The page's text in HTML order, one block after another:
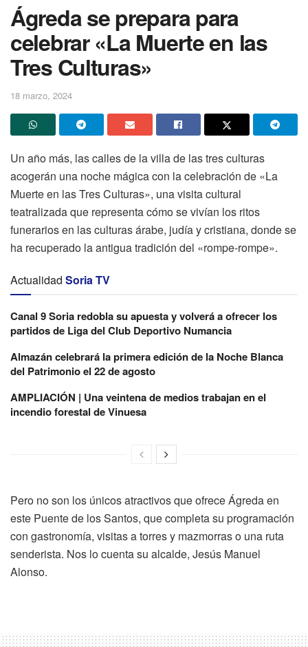
Ágreda se prepara para
celebrar «La Muerte en las
Tres Culturas»
18 marzo, 2024
Un año más, las calles de la villa de las tres culturas
acogerán una noche mágica con la celebración de «La
Muerte en las Tres Culturas», una visita cultural
teatralizada que representa cómo se vivían los ritos
funerarios en las culturas árabe, judía y cristiana, donde se
ha recuperado la antigua tradición del «rompe-rompe».
Actualidad Soria TV
Canal 9 Soria redobla su apuesta y volverá a ofrecer los
partidos de Liga del Club Deportivo Numancia
Almazán celebrará la primera edición de la Noche Blanca
del Patrimonio el 22 de agosto
AMPLIACIÓN | Una veintena de medios trabajan en el
incendio forestal de Vinuesa
Pero no son los únicos atractivos que ofrece Ágreda en
este Puente de los Santos, que completa su programación
con gastronomía, visitas a torres y mazmorras o una ruta
senderista. Nos lo cuenta su alcalde, Jesús Manuel
Alonso.